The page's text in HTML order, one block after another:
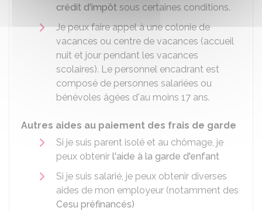
crédit d'impôt sous certaines conditions.
Je peux faire appel à une colonie de
vacances ou centre de vacances (accueil
nuit et jour pendant les vacances
scolaires). Le personnel encadrant est
composé de personnes salariées ou
bénévoles âgées d'au moins 17 ans.
Autres aides au paiement des frais de garde
Si je suis parent isolé et au chômage, je
peux obtenir l'aide à la garde d'enfant
Si je suis salarié, je peux obtenir diverses
aides de mon employeur (notamment des
Cesu préfinancés)